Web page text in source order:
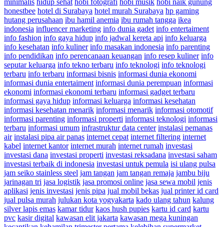
honestbee hotel di Surabaya hotel murah Surabaya hp gaming
hutang perusahaan ibu hamil anemia ibu rumah tangga ikea
indonesia influencer marketing info dunia gadet info entertaiment
info fashion info gaya hidup info jadwal kereta api info keluarga
info kesehatan info kuliner info masakan indonesia info parenting
info pendidikan info perencanaan keuangan info resep kuliner info
seputar keluarga info tekno terbaru info teknologi info teknologi
terbaru info terbaru informasi bisnis informasi dunia ekonomi
informasi dunia entertaiment informasi dunia perempuan informasi
ekonomi informasi ekonomi terbaru informasi gadget terbaru
informasi gaya hidup informasi keluarga informasi kesehatan
informasi kesehatan menarik informasi menarik informasi otomotif
informasi parenting informasi properti informasi teknologi informasi
terbaru informasi umum infrastruktur data center instalasi pemanas
air instalasi pipa air panas internet cepat internet filtering internet
kabel internet kantor internet murah internet rumah investasi
investasi dana investasi properti investasi reksadana investasi saham
investasi terbaik di indonesia investasi untuk pemula isi ulang pulsa
jam seiko stainless steel jam tangan jam tangan remaja jambu biju
jarinagan tri jasa logistik jasa promosi online jasa sewa mobil jenis
aplikasi jenis investasi jenis pipa jual mobil bekas jual printer id card
jual pulsa murah julukan kota yogyakarta kado ulang tahun kalung
silver lapis emas kamar tidur kaos hush pupies kartu id card kartu
pvc kasir digital kawasan elit jakarta kawasan mega kuningan